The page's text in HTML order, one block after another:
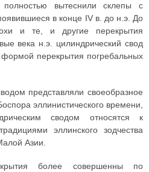
полностью вытеснили склепы с
в конце IV в. до н.э. До
и те, и другие перекрытия
века н.э. цилиндрический свод
перекрытия погребальных
представляли своеобразное
эллинистического времени,
сводом относятся к
эллинского зодчества
Азии.
более совершенны по